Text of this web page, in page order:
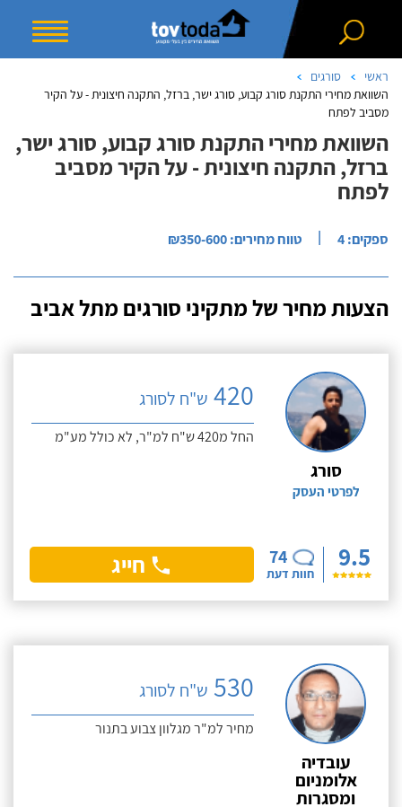
ראשי
סורגים
השוואת מחירי התקנת סורג קבוע, סורג ישר, ברזל, התקנה חיצונית - על הקיר
מסביב לפתח
השוואת מחירי התקנת סורג קבוע, סורג ישר,
ברזל, התקנה חיצונית - על הקיר מסביב
לפתח
ספקים: 4 | טווח מחירים: ₪350-600
הצעות מחיר של מתקיני סורגים מתל אביב
סורג
לפרטי העסק
9.5
74
חוות דעת
420 ש"ח לסורג
החל מ420 ש"ח למ"ר, לא כולל מע"מ
חייג
עובדיה
אלומניום
ומסגרות
530 ש"ח לסורג
מחיר למ"ר מגלוון צבוע בתנור